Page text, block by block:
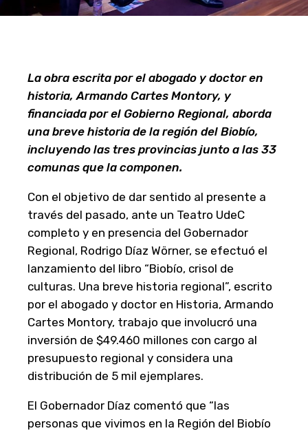
La obra escrita por el abogado y doctor en
historia, Armando Cartes Montory, y
financiada por el Gobierno Regional, aborda
una breve historia de la región del Biobío,
incluyendo las tres provincias junto a las 33
comunas que la componen.
Con el objetivo de dar sentido al presente a
través del pasado, ante un Teatro UdeC
completo y en presencia del Gobernador
Regional, Rodrigo Díaz Wörner, se efectuó el
lanzamiento del libro “Biobío, crisol de
culturas. Una breve historia regional”, escrito
por el abogado y doctor en Historia, Armando
Cartes Montory, trabajo que involucró una
inversión de $49.460 millones con cargo al
presupuesto regional y considera una
distribución de 5 mil ejemplares.
El Gobernador Díaz comentó que “las
personas que vivimos en la Región del Biobío